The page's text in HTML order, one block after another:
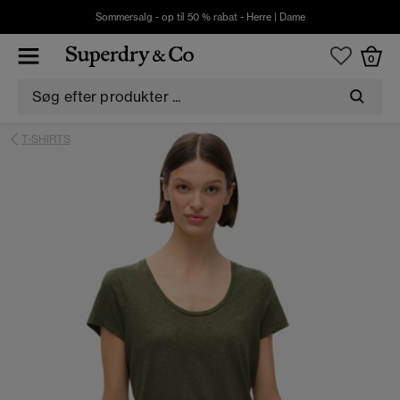
Sommersalg - op til 50 % rabat - Herre| Dame
0
T-SHIRTS